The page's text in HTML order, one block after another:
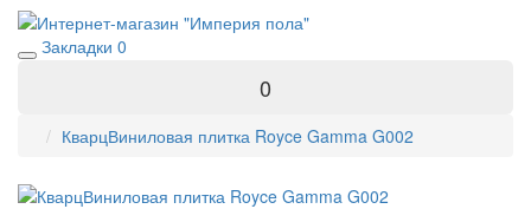
Закладки 0
0
КварцВиниловая плитка Royce Gamma G002